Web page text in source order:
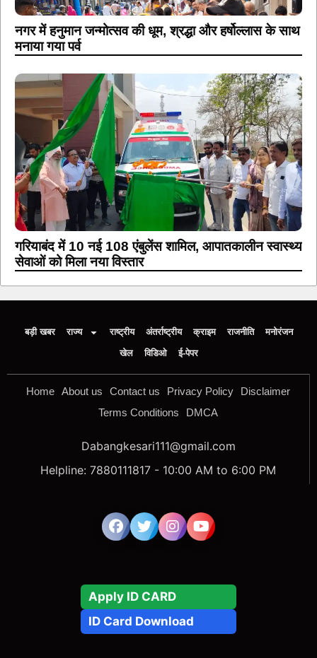
नगर में हनुमान जन्मोत्सव की धूम, श्रद्धा और हर्षोल्लास के साथ
मनाया गया पर्व
गरियाबंद में 10 नई 108 एंबुलेंस शामिल, आपातकालीन स्वास्थ्य
सेवाओं को मिला नया विस्तार
बड़ी खबर राज्य राष्ट्रीय अंतर्राष्ट्रीय क्राइम राजनीति
मनोरंजन
खेल
विडिओ ई-पेपर
Home About us Contact us Privacy Policy
Disclaimer
Terms Conditions
DMCA
Dabangkesari111@gmail.com
Helpline: 7880111817 - 10:00 AM to 6:00 PM
Apply ID CARD
ID Card Download